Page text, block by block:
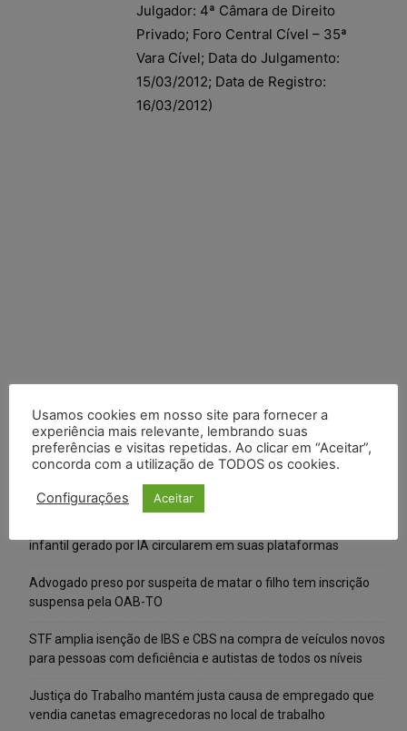
Julgador: 4ª Câmara de Direito
Privado; Foro Central Cível – 35ª
Vara Cível; Data do Julgamento:
15/03/2012; Data de Registro:
16/03/2012)
Posts Recentes
Composição da taxa de juros
infantil gerado por IA circularem em suas plataformas
Advogado preso por suspeita de matar o filho tem inscrição
suspensa pela OAB-TO
STF amplia isenção de IBS e CBS na compra de veículos novos
para pessoas com deficiência e autistas de todos os níveis
Justiça do Trabalho mantém justa causa de empregado que
vendia canetas emagrecedoras no local de trabalho
Usamos cookies em nosso site para fornecer a
experiência mais relevante, lembrando suas
preferências e visitas repetidas. Ao clicar em “Aceitar”,
concorda com a utilização de TODOS os cookies.
Configurações Aceitar